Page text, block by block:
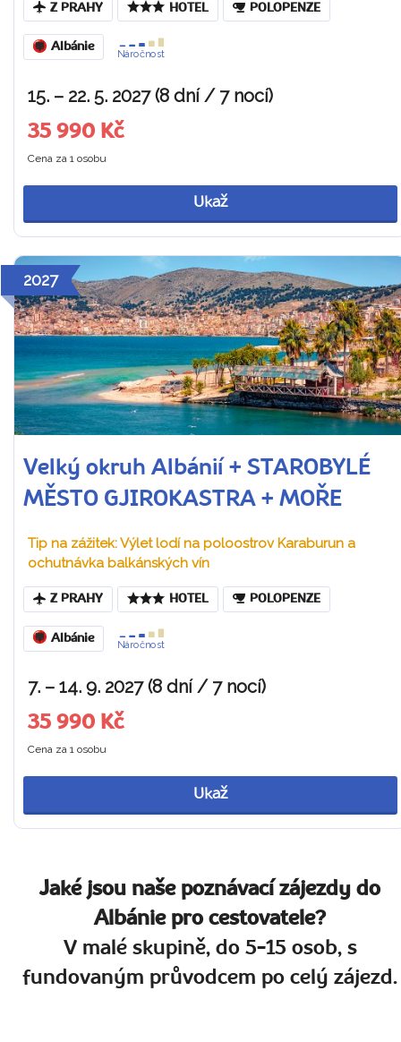
Z PRAHY HOTEL POLOPENZE
Albánie
Náročnost
15. – 22. 5. 2027 (8 dní / 7 nocí)
35 990 Kč
Cena za 1 osobu
Ukaž
2027
Velký okruh Albánií + STAROBYLÉ
MĚSTO GJIROKASTRA + MOŘE
Tip na zážitek: Výlet lodí na poloostrov Karaburun a
ochutnávka balkánských vín
Z PRAHY HOTEL POLOPENZE
Albánie
Náročnost
7. – 14. 9. 2027 (8 dní / 7 nocí)
35 990 Kč
Cena za 1 osobu
Ukaž
Jaké jsou naše poznávací zájezdy do
Albánie pro cestovatele?
V malé skupině, do 5-15 osob, s
fundovaným průvodcem po celý zájezd.